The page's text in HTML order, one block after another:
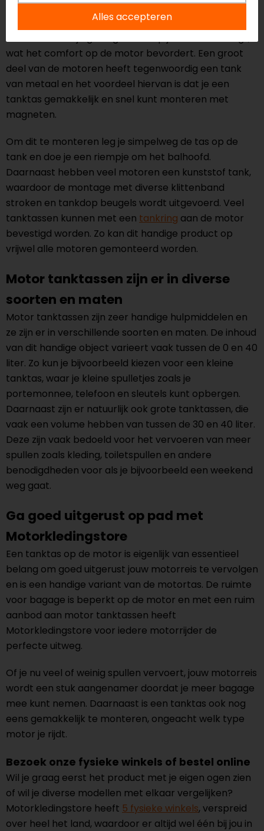
Een tanktas op de motor is ontzettend handig en
brengt diverse voordelen met zich mee. Het grootste
voordeel is dat je geen gewicht op je lichaam draagt,
wat het comfort op de motor bevordert. Een groot
deel van de motoren heeft tegenwoordig een tank
van metaal en het voordeel hiervan is dat je een
tanktas gemakkelijk en snel kunt monteren met
magneten.
Om dit te monteren leg je simpelweg de tas op de
tank en doe je een riempje om het balhoofd.
Daarnaast hebben veel motoren een kunststof tank,
waardoor de montage met diverse klittenband
stroken en tankdop beugels wordt uitgevoerd. Veel
tanktassen kunnen met een tankring aan de motor
bevestigd worden. Zo kan dit handige product op
vrijwel alle motoren gemonteerd worden.
Motor tanktassen zijn er in diverse
soorten en maten
Motor tanktassen zijn zeer handige hulpmiddelen en
ze zijn er in verschillende soorten en maten. De inhoud
van dit handige object varieert vaak tussen de 0 en 40
liter. Zo kun je bijvoorbeeld kiezen voor een kleine
tanktas, waar je kleine spulletjes zoals je
portemonnee, telefoon en sleutels kunt opbergen.
Daarnaast zijn er natuurlijk ook grote tanktassen, die
vaak een volume hebben van tussen de 30 en 40 liter.
Deze zijn vaak bedoeld voor het vervoeren van meer
spullen zoals kleding, toiletspullen en andere
benodigdheden voor als je bijvoorbeeld een weekend
weg gaat.
Ga goed uitgerust op pad met
Motorkledingstore
Een tanktas op de motor is eigenlijk van essentieel
belang om goed uitgerust jouw motorreis te vervolgen
en is een handige variant van de motortas. De ruimte
voor bagage is beperkt op de motor en met een ruim
aanbod aan motor tanktassen heeft
Motorkledingstore voor iedere motorrijder de
perfecte uitweg.
Of je nu veel of weinig spullen vervoert, jouw motorreis
wordt een stuk aangenamer doordat je meer bagage
mee kunt nemen. Daarnaast is een tanktas ook nog
eens gemakkelijk te monteren, ongeacht welk type
motor je rijdt.
Bezoek onze fysieke winkels of bestel online
Wil je graag eerst het product met je eigen ogen zien
of wil je diverse modellen met elkaar vergelijken?
Motorkledingstore heeft 5 fysieke winkels, verspreid
over heel het land, waardoor er altijd wel één bij jou in
Alles accepteren